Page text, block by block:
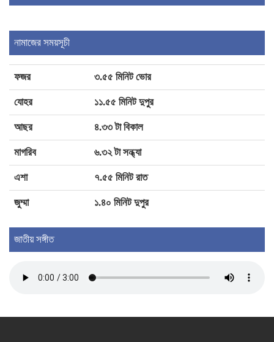
নামাজের সময়সূচী
ফজর ৩.৫৫ মিনিট ভোর
যোহর ১১.৫৫ মিনিট দুপুর
আছর ৪.৩৩ টা বিকাল
মাগরিব ৬.৩২ টা সন্ধ্যা
এশা ৭.৫৫ মিনিট রাত
জুম্মা ১.৪০ মিনিট দুপুর
জাতীয় সঙ্গীত